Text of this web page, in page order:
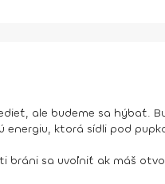
ale budeme sa hýbať.
energiu, ktorá sídli pod
bráni sa uvoľniť ak máš